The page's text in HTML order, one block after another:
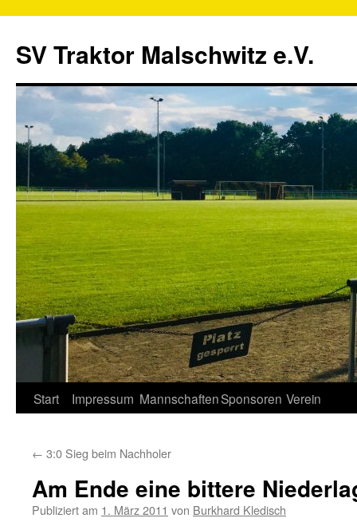
SV Traktor Malschwitz e.V.
Springe
Inhalt
Start Impressum MannschaftenSponsoren Verein
← 3:0 Sieg beim Nachholer
Am Ende eine bittere
Publiziert am 1. März 2011 von Burkhard Kledisch